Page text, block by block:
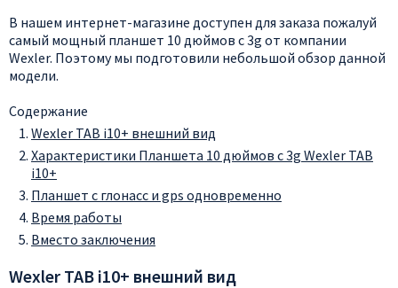
В нашем интернет-магазине доступен для заказа пожалуй
самый мощный планшет 10 дюймов с 3g от компании
Wexler. Поэтому мы подготовили небольшой обзор данной
модели.
Содержание
Wexler TAB i10+ внешний вид
Характеристики Планшета 10 дюймов с 3g Wexler TAB
i10+
Планшет с глонасс и gps одновременно
Время работы
Вместо заключения
Wexler TAB i10+ внешний вид